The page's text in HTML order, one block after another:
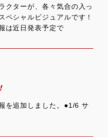
クターが、各々気合の入っ
ペシャルビジュアルです！
は近日発表予定で
を追加しました。●1/6 サ